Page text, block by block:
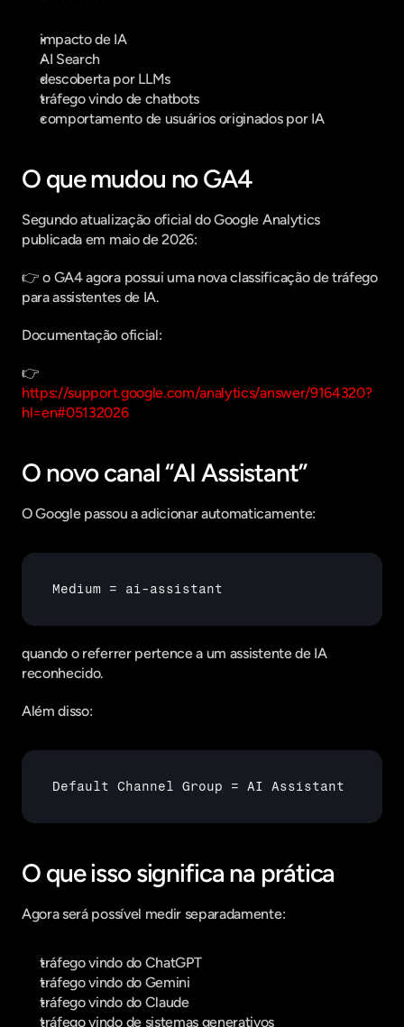
impacto de IA
AI Search
descoberta por LLMs
tráfego vindo de chatbots
comportamento de usuários originados por IA
O que mudou no GA4
Segundo atualização oficial do Google Analytics
publicada em maio de 2026:
👉 o GA4 agora possui uma nova classificação de tráfego
para assistentes de IA.
Documentação oficial:
https://support.google.com/analytics/answer/9164320?
hl=en#05132026
O novo canal “AI Assistant”
O Google passou a adicionar automaticamente:
Medium = ai-assistant
quando o referrer pertence a um assistente de IA
reconhecido.
Além disso:
Default Channel Group = AI Assistant
O que isso significa na prática
Agora será possível medir separadamente:
tráfego vindo do ChatGPT
tráfego vindo do Gemini
tráfego vindo do Claude
tráfego vindo de sistemas generativos